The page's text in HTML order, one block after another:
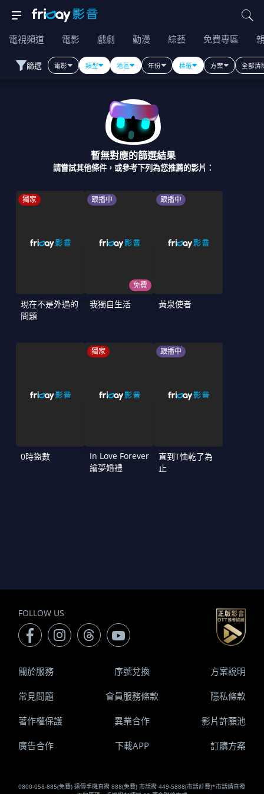
電視頻道 電影 戲劇 動漫 綜藝 免費專區
篩選 電影 類型 地區 年份 標籤 方案 全部清
暫無對應的篩選結果
請嘗試其他條件，或參考下列為您推薦的影片：
獨家
現在不是外遇的
問題
跟播中
免費
我獨自生活
跟播中
黃泉使者
0時盜數
獨家
In Love Forever
繪夢婚禮
跟播中
直到T恤乾了為
止
FOLLOW US
0800-058-885(免費) 遠傳手機直撥 888(免費) 市話撥 449-5888(市話計費)*市話請直撥
關於服務 序號兌換 方案說明
常見問題 會員服務條款 隱私條款
著作權保護 異業合作 影片許願池
廣告合作 下載APP 訂購方案